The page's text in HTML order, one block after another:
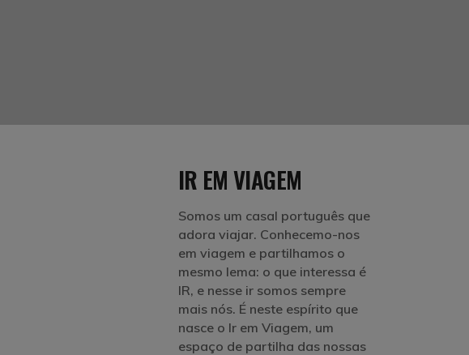
IR EM VIAGEM
Somos um casal português que
adora viajar. Conhecemo-nos
em viagem e partilhamos o
mesmo lema: o que interessa é
IR, e nesse ir somos sempre
mais nós. É neste espírito que
nasce o Ir em Viagem, um
espaço de partilha das nossas